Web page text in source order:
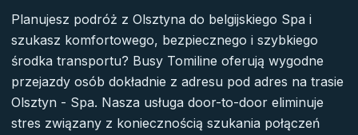
Planujesz podróż z Olsztyna do belgijskiego Spa i
szukasz komfortowego, bezpiecznego i szybkiego
środka transportu? Busy Tomiline oferują wygodne
przejazdy osób dokładnie z adresu pod adres na trasie
Olsztyn - Spa. Nasza usługa door-to-door eliminuje
stres związany z koniecznością szukania połączeń